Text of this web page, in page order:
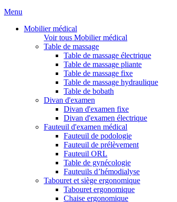
Menu
Mobilier médical
Voir tous Mobilier médical
Table de massage
Table de massage électrique
Table de massage pliante
Table de massage fixe
Table de massage hydraulique
Table de bobath
Divan d'examen
Divan d'examen fixe
Divan d'examen électrique
Fauteuil d'examen médical
Fauteuil de podologie
Fauteuil de prélèvement
Fauteuil ORL
Table de gynécologie
Fauteuils d’hémodialyse
Tabouret et siège ergonomique
Tabouret ergonomique
Chaise ergonomique